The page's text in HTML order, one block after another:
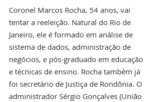
Coronel Marcos Rocha, 54 anos, vai
tentar a reeleição. Natural do Rio de
Janeiro, ele é formado em análise de
sistema de dados, administração de
negócios, e pós-graduado em educação
e técnicas de ensino. Rocha também já
foi secretário de Justiça de Rondônia. O
administrador Sérgio Gonçalves (União